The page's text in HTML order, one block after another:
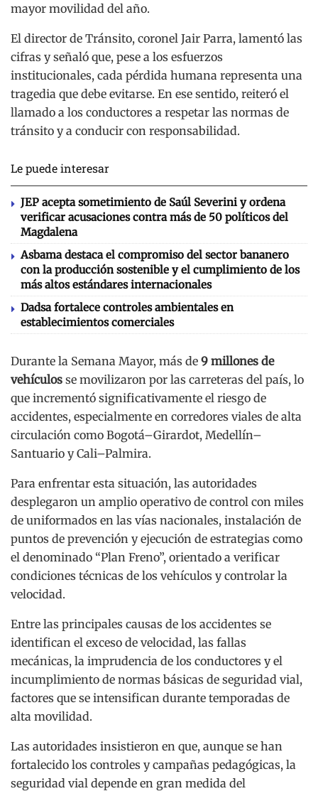
mayor movilidad del año.
El director de Tránsito, coronel Jair Parra, lamentó las
cifras y señaló que, pese a los esfuerzos
institucionales, cada pérdida humana representa una
tragedia que debe evitarse. En ese sentido, reiteró el
llamado a los conductores a respetar las normas de
tránsito y a conducir con responsabilidad.
Le puede interesar
JEP acepta sometimiento de Saúl Severini y ordena
verificar acusaciones contra más de 50 políticos del
Magdalena
Asbama destaca el compromiso del sector bananero
con la producción sostenible y el cumplimiento de los
más altos estándares internacionales
Dadsa fortalece controles ambientales en
establecimientos comerciales
Durante la Semana Mayor, más de 9 millones de
vehículos se movilizaron por las carreteras del país, lo
que incrementó significativamente el riesgo de
accidentes, especialmente en corredores viales de alta
circulación como Bogotá–Girardot, Medellín–
Santuario y Cali–Palmira.
Para enfrentar esta situación, las autoridades
desplegaron un amplio operativo de control con miles
de uniformados en las vías nacionales, instalación de
puntos de prevención y ejecución de estrategias como
el denominado “Plan Freno”, orientado a verificar
condiciones técnicas de los vehículos y controlar la
velocidad.
Entre las principales causas de los accidentes se
identifican el exceso de velocidad, las fallas
mecánicas, la imprudencia de los conductores y el
incumplimiento de normas básicas de seguridad vial,
factores que se intensifican durante temporadas de
alta movilidad.
Las autoridades insistieron en que, aunque se han
fortalecido los controles y campañas pedagógicas, la
seguridad vial depende en gran medida del